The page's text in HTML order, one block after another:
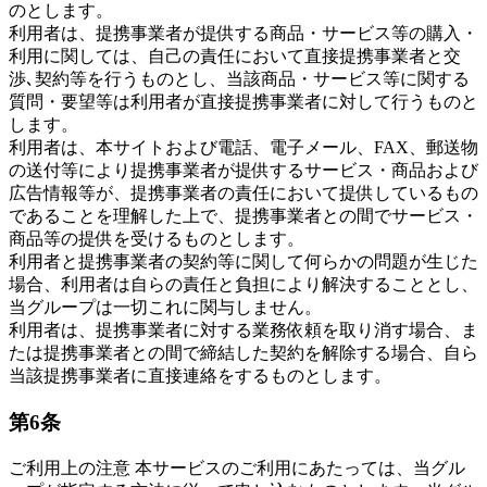
のとします。
利用者は、提携事業者が提供する商品・サービス等の購入・
利用に関しては、自己の責任において直接提携事業者と交
渉､契約等を行うものとし、当該商品・サービス等に関する
質問・要望等は利用者が直接提携事業者に対して行うものと
します。
利用者は、本サイトおよび電話、電子メール、FAX、郵送物
の送付等により提携事業者が提供するサービス・商品および
広告情報等が、提携事業者の責任において提供しているもの
であることを理解した上で、提携事業者との間でサービス・
商品等の提供を受けるものとします。
利用者と提携事業者の契約等に関して何らかの問題が生じた
場合、利用者は自らの責任と負担により解決することとし、
当グループは一切これに関与しません。
利用者は、提携事業者に対する業務依頼を取り消す場合、ま
たは提携事業者との間で締結した契約を解除する場合、自ら
当該提携事業者に直接連絡をするものとします。
第6条
ご利用上の注意 本サービスのご利用にあたっては、当グル